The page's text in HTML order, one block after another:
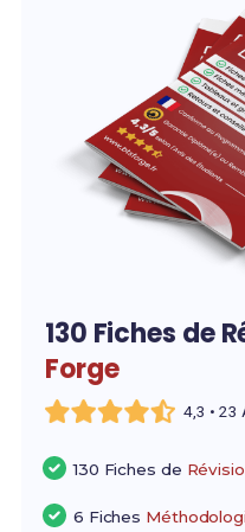
130 Fiches de
Forge
4,3 • 23
130 Fiches de
6 Fiches